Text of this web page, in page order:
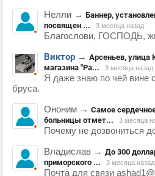
Нелли → Баннер,
посвящен ...
3 месяца назад
Благослови, ГОСПОДЬ,
Виктор → Арсеньев, улица
магазина "Ра...
3 месяца назад
Я даже знаю по чей вине
бруса.
Ононим → Самое
больницы отмет...
3 месяца
Почему не дозвониться
Владислав → До 300
приморского ...
3 месяца назад
Почта для связи